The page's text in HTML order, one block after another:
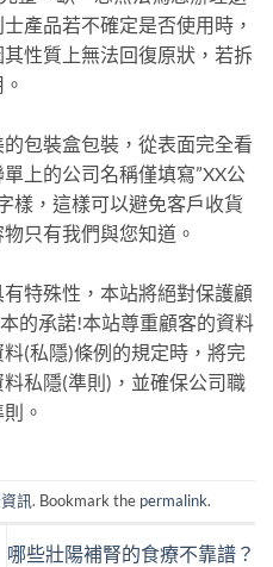
產品若不確定是否使用時，
性質上無法回復原狀，若拆
包裝盒包裝，從表面完全看
上的公司名稱僅填寫”XX公
樣，這樣可以避免客戶收貨
只有我們與您知道。
特殊性，本站將絕對保護顧
的承諾!本站尊重顧客的資料
(私隱)條例的規定時，將完
私隱(準則)，並確保公司職
。
訊. Bookmark the permalink.
哪些壯陽補腎的食療不靠譜？